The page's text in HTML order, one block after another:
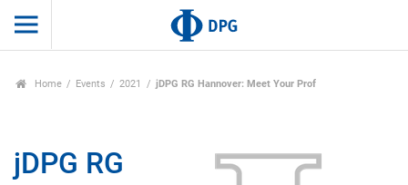
Home Events 2021 jDPG RG Hannover: Meet Your Prof
jDPG RG